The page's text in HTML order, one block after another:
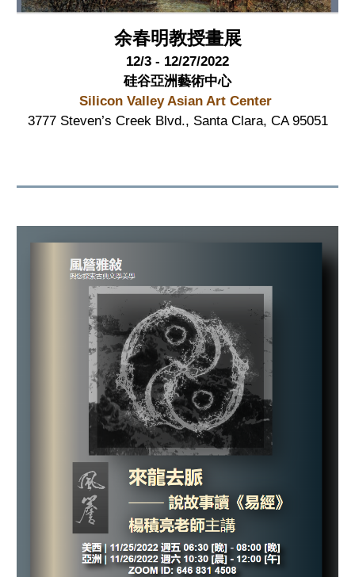
余春明教授畫展
12/3 - 12/27/2022
硅谷亞洲藝術中心
Silicon Valley Asian Art Center
3777 Steven’s Creek Blvd., Santa Clara, CA 95051